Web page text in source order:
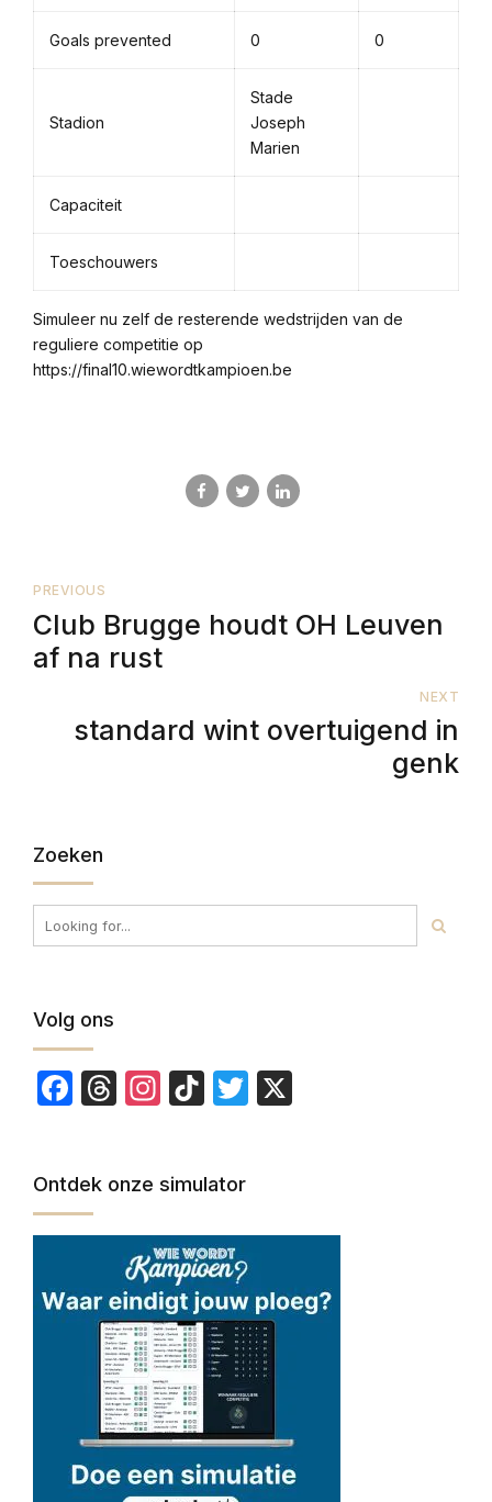
Goals prevented 0 0
Stadion
Stade
Joseph
Marien
Capaciteit
Toeschouwers
Simuleer nu zelf de resterende wedstrijden van de
reguliere competitie op
https://final10.wiewordtkampioen.be
PREVIOUS
Club Brugge houdt OH Leuven
af na rust
NEXT
standard wint overtuigend in
genk
Zoeken
Volg ons
Facebook
Threads
Instagram
TikTokTwitter
Ontdek onze simulator